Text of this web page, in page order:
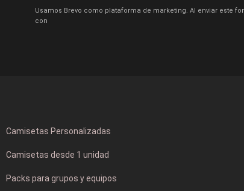
Usamos Brevo como plataforma de marketing. Al enviar este
con
Camisetas Personalizadas
Camisetas desde 1 unidad
Packs para grupos y equipos